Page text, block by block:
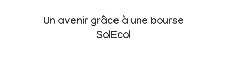
Un avenir grâce à une bourse
SolEcol